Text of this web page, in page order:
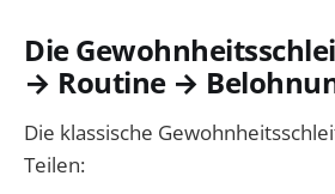
Die
→ Routine →
Die klassische
Teilen: